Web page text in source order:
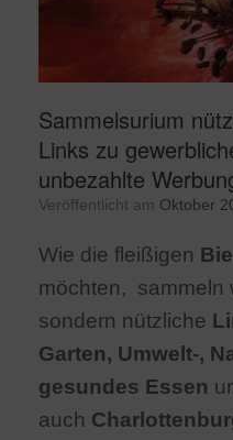
Sammelsurium
Links zu
unbezahlte
Veröffentlicht am Oktober
Wie die fleißigen
möchten, sammeln
sondern nützliche
Garten, Umwelt-,
gesundes Essen
auch